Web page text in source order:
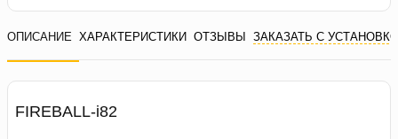
ОПИСАНИЕ ХАРАКТЕРИСТИКИ ОТЗЫВЫ ЗАКАЗАТЬ С
FIREBALL-i82